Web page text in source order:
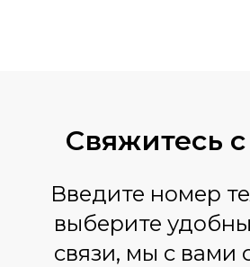
Свяжитесь
Введите номер
выберите
связи, мы с вами